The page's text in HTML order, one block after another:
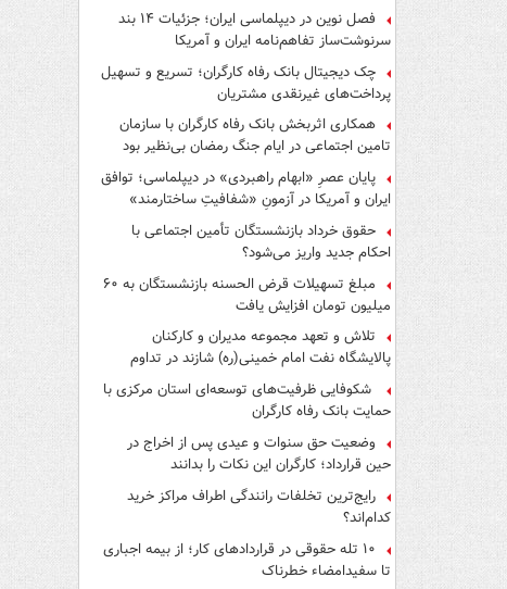
فصل نوین در دیپلماسی ایران؛ جزئیات ۱۴ بند
سرنوشت‌ساز تفاهم‌نامه ایران و آمریکا
چک دیجیتال بانک رفاه کارگران؛ تسریع و تسهیل
پرداخت‌های غیرنقدی مشتریان
همکاری اثربخش بانک رفاه کارگران با سازمان
تامین اجتماعی در ایام جنگ رمضان بی‌نظیر بود
پایان عصرِ «ابهام راهبردی» در دیپلماسی؛ توافق
ایران و آمریکا در آزمونِ «شفافیتِ ساختارمند»
حقوق خرداد بازنشستگان تأمین اجتماعی با
احکام جدید واریز می‌شود؟
مبلغ تسهیلات قرض الحسنه بازنشستگان به ۶۰
میلیون تومان افزایش یافت
تلاش و تعهد مجموعه مدیران و کارکنان
پالایشگاه نفت امام خمینی(ره) شازند در تداوم
تولید در ایام جنگ رمضان، شایسته قدردانی است
شکوفایی ظرفیت‌های توسعه‌ای استان مرکزی با
حمایت بانک رفاه کارگران
وضعیت حق سنوات و عیدی پس از اخراج در
حین قرارداد؛ کارگران این نکات را بدانند
رایج‌ترین تخلفات رانندگی اطراف مراکز خرید
کدام‌اند؟
۱۰ تله حقوقی در قراردادهای کار؛ از بیمه اجباری
تا سفیدامضاء خطرناک